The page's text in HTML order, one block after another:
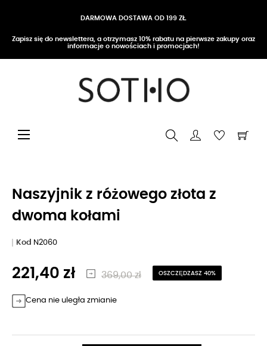
DARMOWA DOSTAWA OD 199 ZŁ
Zapisz się do newslettera, a otrzymasz 10% rabatu na pierwsze zakupy oraz
informacje o nowościach i promocjach!
Przełącz nawigację
☰
Naszyjnik z różowego złota z
dwoma kołami
Kod N2060
221,40 zł 369,00 zł OSZCZĘDZASZ 40%
Cena nie uległa zmianie